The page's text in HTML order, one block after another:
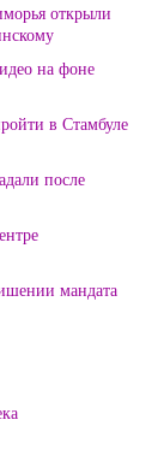
открыли
на фоне
в Стамбуле
после
мандата